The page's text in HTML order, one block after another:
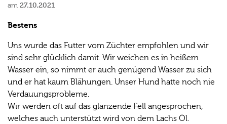
am 27.10.2021
Bestens
Uns wurde das Futter vom Züchter empfohlen und wir
sind sehr glücklich damit. Wir weichen es in heißem
Wasser ein, so nimmt er auch genügend Wasser zu sich
und er hat kaum Blähungen. Unser Hund hatte noch nie
Verdauungsprobleme.
Wir werden oft auf das glänzende Fell angesprochen,
welches auch unterstützt wird von dem Lachs Öl.